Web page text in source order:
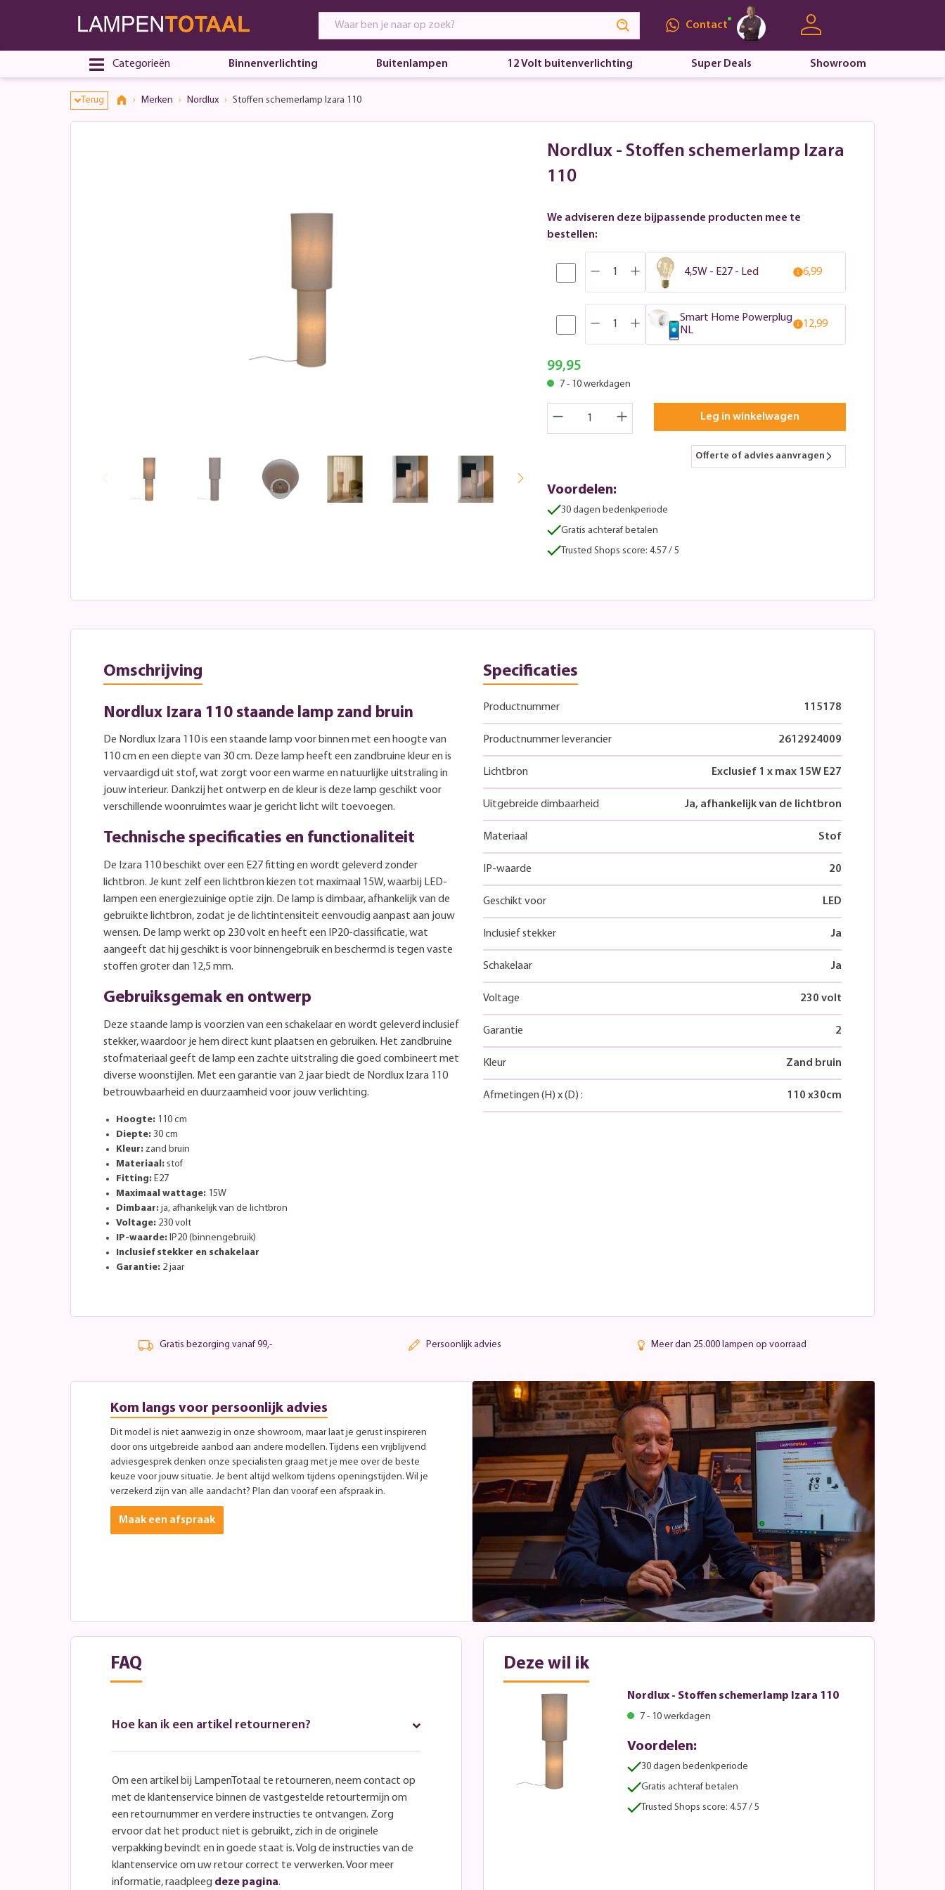
Contact
Categorieën Binnenverlichting Buitenlampen 12 Volt buitenverlichting Super Deals Showroom
Terug Merken Nordlux Stoffen schemerlamp Izara 110
Nordlux - Stoffen schemerlamp Izara
110
We adviseren deze bijpassende producten mee te
bestellen:
4,5W - E27 - Led 6,99
Smart Home Powerplug
NL
12,99
99,95
7 - 10 werkdagen
Leg in winkelwagen
Offerte of advies aanvragen
Voordelen:
30 dagen bedenkperiode
Gratis achteraf betalen
Trusted Shops score: 4.57 / 5
Omschrijving
Nordlux Izara 110 staande lamp zand bruin
De Nordlux Izara 110 is een staande lamp voor binnen met een hoogte van
110 cm en een diepte van 30 cm. Deze lamp heeft een zandbruine kleur en is
vervaardigd uit stof, wat zorgt voor een warme en natuurlijke uitstraling in
jouw interieur. Dankzij het ontwerp en de kleur is deze lamp geschikt voor
verschillende woonruimtes waar je gericht licht wilt toevoegen.
Technische specificaties en functionaliteit
De Izara 110 beschikt over een E27 fitting en wordt geleverd zonder
lichtbron. Je kunt zelf een lichtbron kiezen tot maximaal 15W, waarbij LED-
lampen een energiezuinige optie zijn. De lamp is dimbaar, afhankelijk van de
gebruikte lichtbron, zodat je de lichtintensiteit eenvoudig aanpast aan jouw
wensen. De lamp werkt op 230 volt en heeft een IP20-classificatie, wat
aangeeft dat hij geschikt is voor binnengebruik en beschermd is tegen vaste
stoffen groter dan 12,5 mm.
Gebruiksgemak en ontwerp
Deze staande lamp is voorzien van een schakelaar en wordt geleverd inclusief
stekker, waardoor je hem direct kunt plaatsen en gebruiken. Het zandbruine
stofmateriaal geeft de lamp een zachte uitstraling die goed combineert met
diverse woonstijlen. Met een garantie van 2 jaar biedt de Nordlux Izara 110
betrouwbaarheid en duurzaamheid voor jouw verlichting.
Hoogte: 110 cm
Diepte: 30 cm
Kleur: zand bruin
Materiaal: stof
Fitting: E27
Maximaal wattage: 15W
Dimbaar: ja, afhankelijk van de lichtbron
Voltage: 230 volt
IP-waarde: IP20 (binnengebruik)
Inclusief stekker en schakelaar
Garantie: 2 jaar
Specificaties
Productnummer 115178
Productnummer leverancier 2612924009
Lichtbron Exclusief 1 x max 15W E27
Uitgebreide dimbaarheid Ja, afhankelijk van de lichtbron
Materiaal Stof
IP-waarde 20
Geschikt voor LED
Inclusief stekker Ja
Schakelaar Ja
Voltage 230 volt
Garantie 2
Kleur Zand bruin
Afmetingen (H) x(D) : 110 x30cm
Gratis bezorging vanaf 99,- Persoonlijk advies Meer dan 25.000 lampen op voorraad
Kom langs voor persoonlijk advies
Dit model is niet aanwezig in onze showroom, maar laat je gerust inspireren
door ons uitgebreide aanbod aan andere modellen. Tijdens een vrijblijvend
adviesgesprek denken onze specialisten graag met je mee over de beste
keuze voor jouw situatie. Je bent altijd welkom tijdens openingstijden. Wil je
verzekerd zijn van alle aandacht? Plan dan vooraf een afspraak in.
Maak een afspraak
FAQ
Hoe kan ik een artikel retourneren?
Om een artikel bij LampenTotaal te retourneren, neem contact op
met de klantenservice binnen de vastgestelde retourtermijn om
een retournummer en verdere instructies te ontvangen. Zorg
ervoor dat het product niet is gebruikt, zich in de originele
verpakking bevindt en in goede staat is. Volg de instructies van de
klantenservice om uw retour correct te verwerken. Voor meer
informatie, raadpleeg deze pagina.
Deze wil ik
Nordlux - Stoffen schemerlamp Izara 110
7 - 10 werkdagen
Voordelen:
30 dagen bedenkperiode
Gratis achteraf betalen
Trusted Shops score: 4.57 / 5